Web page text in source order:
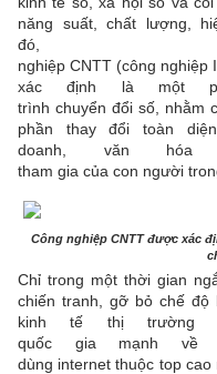
năng suất, chất lượng,
đó,
nghiệp CNTT (công nghiệp
xác định là một
trình chuyển đổi số, nhằm
phần thay đổi toàn
doanh, văn
tham gia của con người
Công nghiệp CNTT được xác
Chỉ trong một thời gian
chiến tranh, gỡ bỏ chế độ
kinh tế thị trường
quốc gia mạnh về
dùng internet thuộc top